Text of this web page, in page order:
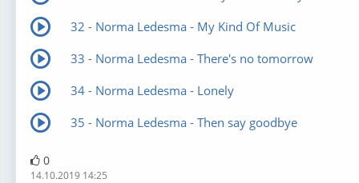
32 - Norma Ledesma - My Kind Of Music
33 - Norma Ledesma - There's no tomorrow
34 - Norma Ledesma - Lonely
35 - Norma Ledesma - Then say goodbye
0
14.10.2019 14:25